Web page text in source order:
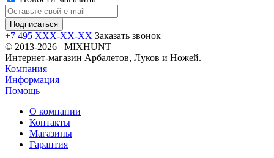
+7 495 XXX-XX-XX Заказать звонок
© 2013-2026 MIXHUNT
Интернет-магазин Арбалетов, Луков и Ножей.
Компания
Информация
Помощь
О компании
Контакты
Магазины
Гарантия